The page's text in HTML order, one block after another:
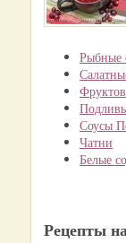
Рыбные
Соусы
Чатни
Белые
Рецепты